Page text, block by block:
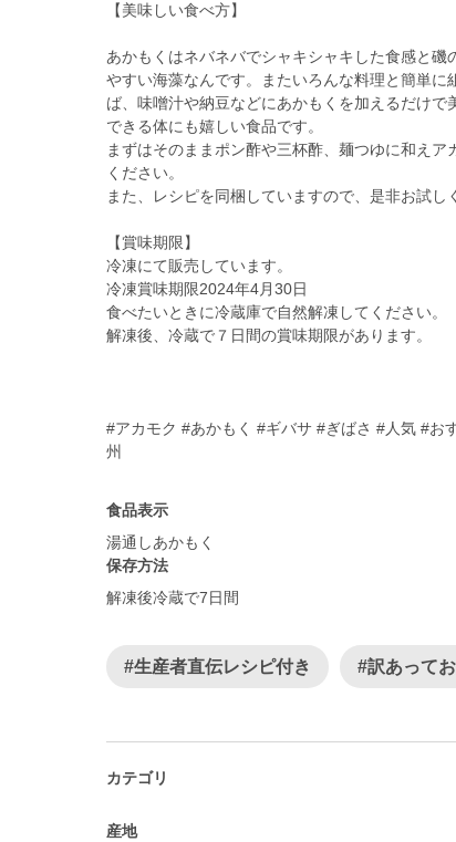
【美味しい食べ方】
あかもくはネバネバでシャキシャキした食感と
やすい海藻なんです。またいろんな料理と簡単に
ば、味噌汁や納豆などにあかもくを加えるだけ
できる体にも嬉しい食品です。
まずはそのままポン酢や三杯酢、麺つゆに和え
ください。
また、レシピを同梱していますので、是非お試
【賞味期限】
冷凍にて販売しています。
冷凍賞味期限2024年4月30日
食べたいときに冷蔵庫で自然解凍してください。
解凍後、冷蔵で７日間の賞味期限があります。
#アカモク #あかもく #ギバサ #ぎばさ #人気 #
州
食品表示
湯通しあかもく
保存方法
解凍後冷蔵で7日間
#生産者直伝レシピ付き #訳あって
カテゴリ
産地